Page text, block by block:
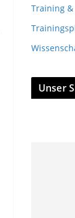
Training
Unser